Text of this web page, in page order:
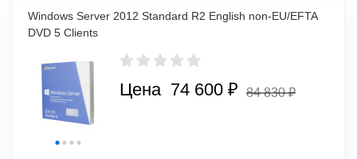
Windows Server 2012 Standard R2 English non-EU/EFTA
DVD 5 Clients
Цена 74 600 ₽ 84 830 ₽